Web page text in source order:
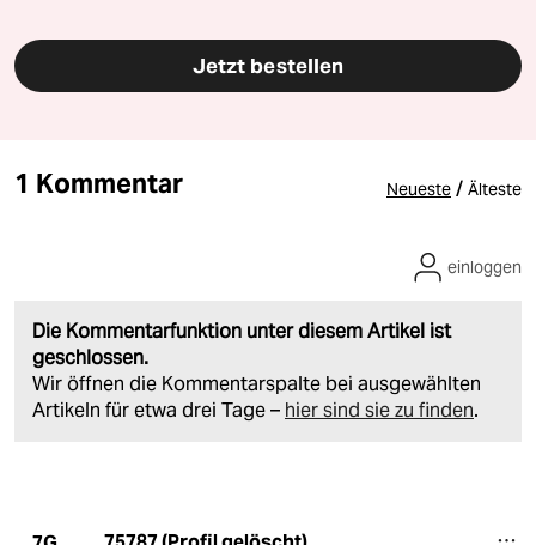
Jetzt bestellen
1 Kommentar Neueste / Älteste
Die Kommentarfunktion unter diesem Artikel ist
geschlossen.
Wir öffnen die Kommentarspalte bei ausgewählten
Artikeln für etwa drei Tage – hier sind sie zu finden.
einloggen